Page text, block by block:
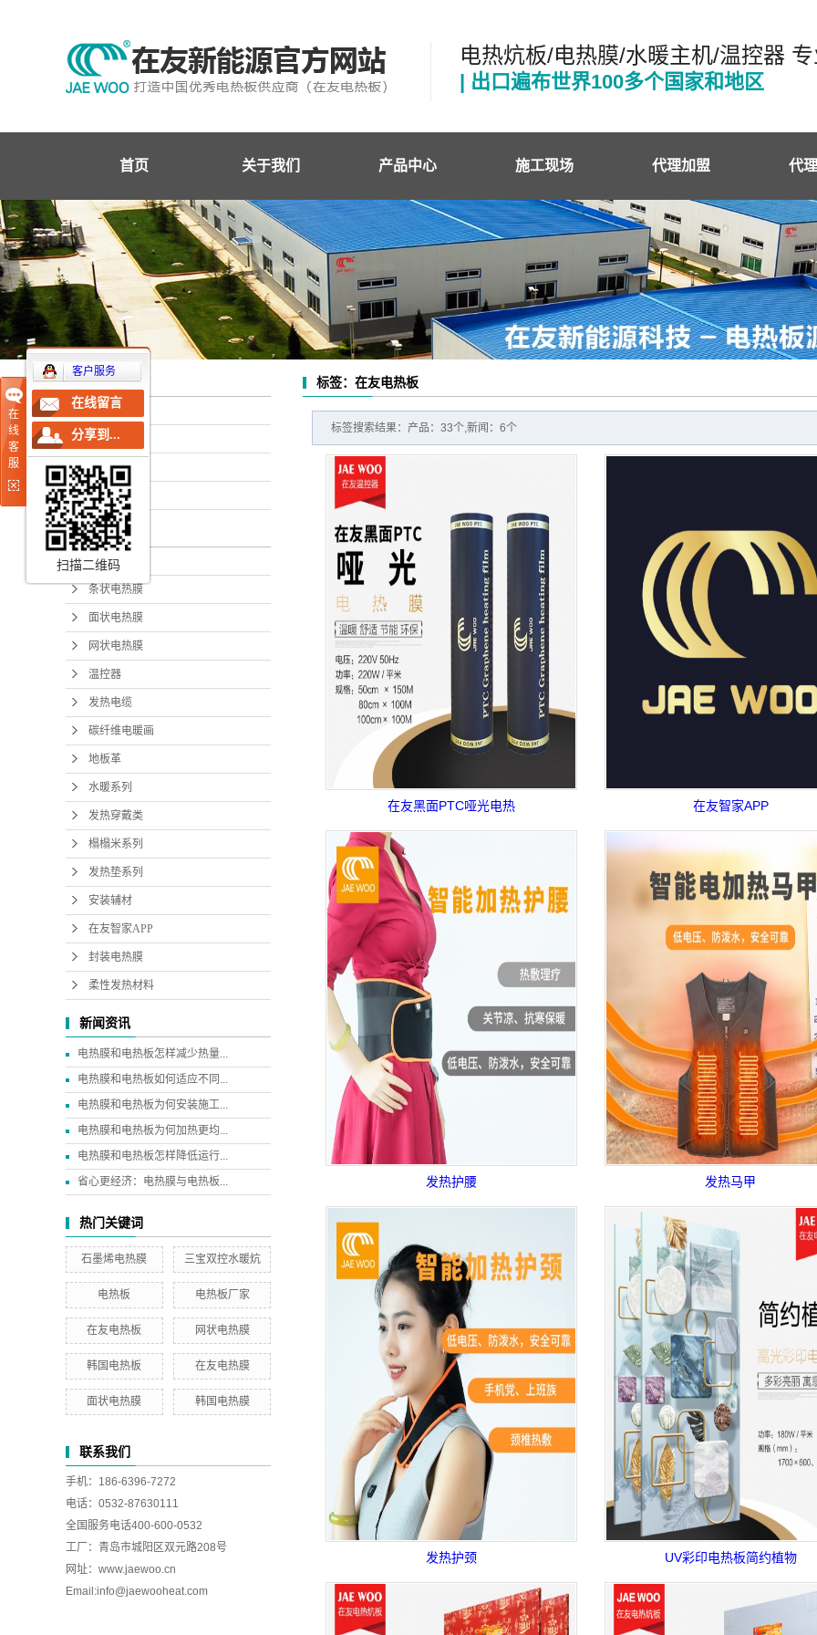
电热炕板/电热膜/水暖主机/温控器
| 出口遍布世界100多个国家和地区
首页 关于我们
企业简介
企业文化
企业资质
企业荣誉
产品中心
在友电热板
条状电热膜
面状电热膜
网状电热膜
温控器
发热电缆
碳纤维电暖画
地板革
水暖系列
发热穿戴类
榻榻米系列
发热垫系列
安装辅材
在友智家APP
封装电热膜
柔性发热材料
施工现场 代理加盟 代
代
施
公司概况
企业简介
企业文化
企业资质
企业荣誉
产品分类
在友电热板
条状电热膜
面状电热膜
网状电热膜
温控器
发热电缆
碳纤维电暖画
地板革
水暖系列
发热穿戴类
榻榻米系列
发热垫系列
安装辅材
在友智家APP
封装电热膜
柔性发热材料
新闻资讯
电热膜和电热板怎样减少热量...
电热膜和电热板如何适应不同...
电热膜和电热板为何安装施工...
电热膜和电热板为何加热更均...
电热膜和电热板怎样降低运行...
省心更经济：电热膜与电热板...
热门关键词
石墨烯电热膜 三宝双控水暖炕
电热板 电热板厂家
在友电热板 网状电热膜
韩国电热板 在友电热膜
面状电热膜 韩国电热膜
联系我们
手机：186-6396-7272
电话：0532-87630111
全国服务电话400-600-0532
工厂：青岛市城阳区双元路208号
网址：www.jaewoo.cn
Email:info@jaewooheat.com
标签：在友电热板
标签搜索结果：产品：33个,新闻：6个
在友黑面PTC哑光电热 在友智家APP
发热护腰 发热马甲
发热护颈 UV彩印电热板简约植物
在
线
客
服
客户服务
在线留言
分享到...
扫描二维码